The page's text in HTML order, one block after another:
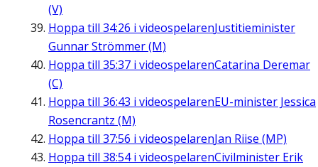
(V)
Hoppa till 34:26 i videospelarenJustitieminister
Gunnar Strömmer (M)
Hoppa till 35:37 i videospelarenCatarina Deremar
(C)
Hoppa till 36:43 i videospelarenEU-minister Jessica
Rosencrantz (M)
Hoppa till 37:56 i videospelarenJan Riise (MP)
Hoppa till 38:54i videospelarenCivilminister Erik